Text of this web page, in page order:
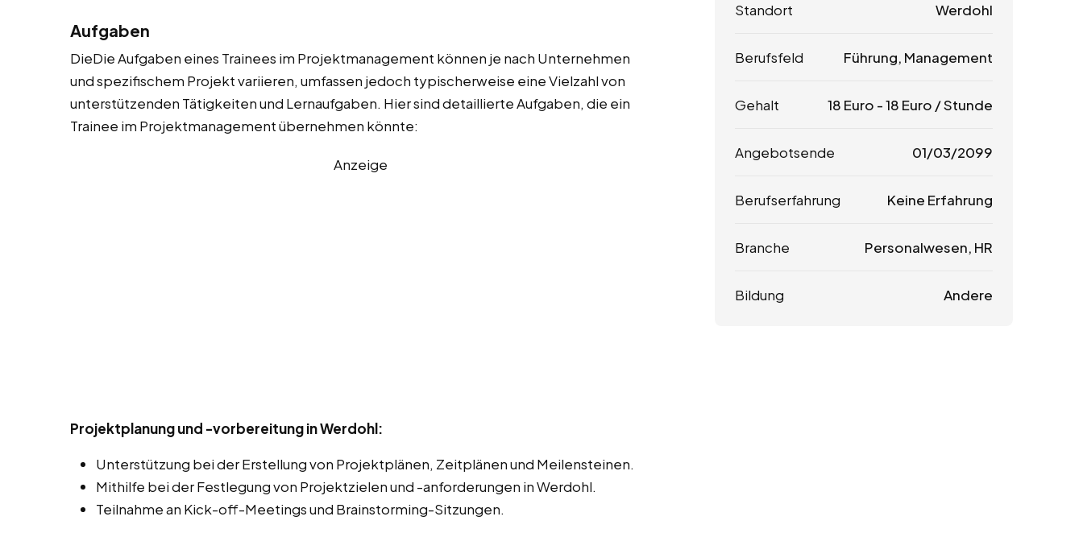
Aufgaben
DieDie Aufgaben eines Trainees im Projektmanagement können je nach Unternehmen
und spezifischem Projekt variieren, umfassen jedoch typischerweise eine Vielzahl von
unterstützenden Tätigkeiten und Lernaufgaben. Hier sind detaillierte Aufgaben, die ein
Trainee im Projektmanagement übernehmen könnte:
Anzeige
Projektplanung und -vorbereitung in Werdohl:
Unterstützung bei der Erstellung von Projektplänen, Zeitplänen und Meilensteinen.
Mithilfe bei der Festlegung von Projektzielen und -anforderungen in Werdohl.
Teilnahme an Kick-off-Meetings und Brainstorming-Sitzungen.
Standort Werdohl
Berufsfeld Führung, Management
Gehalt 18 Euro -18 Euro / Stunde
Angebotsende 01/03/2099
Berufserfahrung Keine Erfahrung
Branche Personalwesen, HR
Bildung Andere